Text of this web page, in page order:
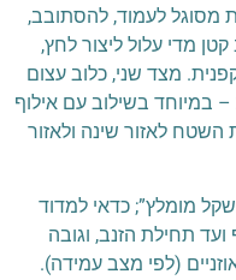
מסוגל לעמוד, להסתובב,
מדי עלול ליצור לחץ,
מצד שני, כלוב עצום
במיוחד בשילוב עם אילוף
השטח לאזור שינה ולאזור
מומלץ”; כדאי למדוד
תחילת הזנב, וגובה
(לפי מצב עמידה).